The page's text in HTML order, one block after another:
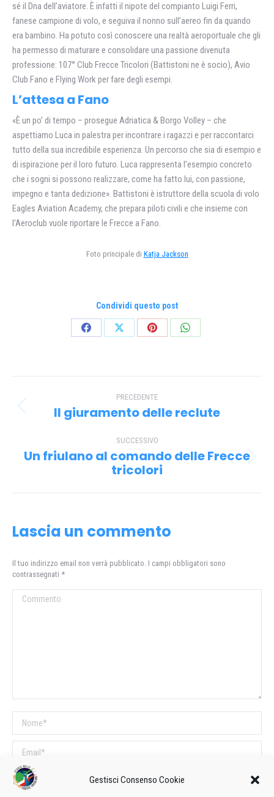
Gestisci Consenso Cookie
sé il Dna dell’aviatore. È infatti il nipote del compianto Luigi Ferri,
fanese campione di volo, e seguiva il nonno sull’aereo fin da quando
era bambino. Ha potuto così conoscere una realtà aeroportuale che gli
ha permesso di maturare e consolidare una passione divenuta
professione: 107° Club Frecce Tricolori (Battistoni ne è socio), Avio
Club Fano e Flying Work per fare degli esempi.
L’attesa a Fano
«È un po’ di tempo – prosegue Adriatica & Borgo Volley – che
aspettiamo Luca in palestra per incontrare i ragazzi e per raccontarci
tutto della sua incredibile esperienza. Un percorso che sia di esempio e
di ispirazione per il loro futuro. Luca rappresenta l’esempio concreto
che i sogni si possono realizzare, come ha fatto lui, con passione,
impegno e tanta dedizione». Battistoni è istruttore della scuola di volo
Eagles Aviation Academy, che prepara piloti civili e che insieme con
l’Aeroclub vuole riportare le Frecce a Fano.
Foto principale di Katja Jackson
Condividi questo post
CondividiCondividiCondividiCondividi
tra
post
PRECEDENTE
Post
Il giuramento delle reclute
SUCCESSIVO
Prossimo
post:
Un friulano al comando delle Frecce
tricolori
Lascia un commento
Il tuo indirizzo email non verrà pubblicato. I campi obbligatori sono
contrassegnati *
Commento
Nome *
Email *
Sito web